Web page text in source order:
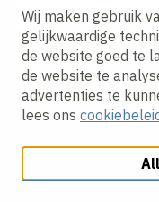
Wij maken gebruik
gelijkwaardige
de website goed te
de website te
advertenties te
lees ons
Ik ga akkoord met
Cookies aanpassen